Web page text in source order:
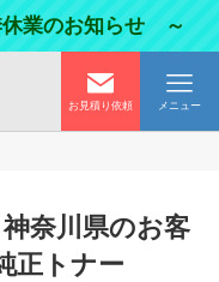
業のお知らせ ～
お見積り依頼 メニュー
神奈川県のお客
正トナー